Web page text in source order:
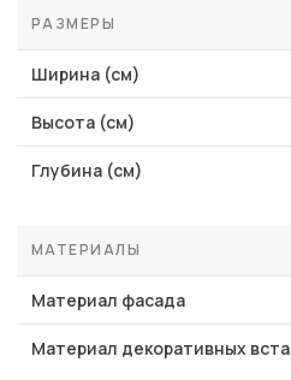
РАЗМЕРЫ
Ширина (см)
Высота (см)
Глубина (см)
МАТЕРИАЛЫ
Материал фасада
Материал декоративных